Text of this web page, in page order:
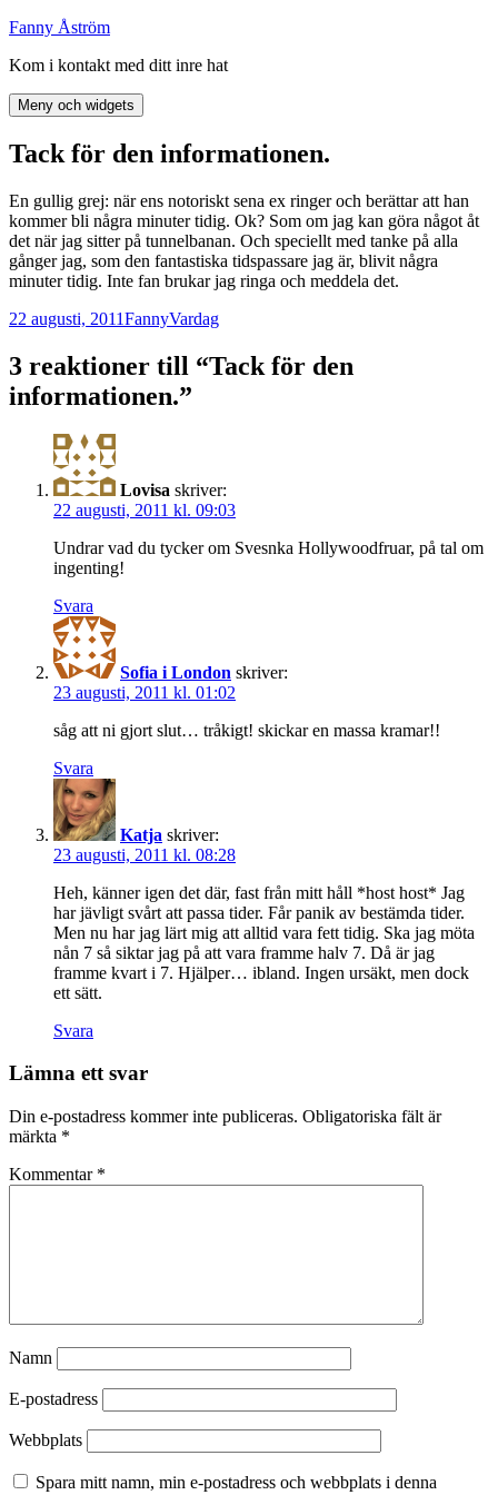
Hoppa
innehåll
Fanny Åström
Kom i kontakt med ditt inre hat
Meny och widgets
Tack för den informationen.
En gullig grej: när ens notoriskt sena ex ringer och berättar att han
kommer bli några minuter tidig. Ok? Som om jag kan göra något åt
det när jag sitter på tunnelbanan. Och speciellt med tanke på alla
gånger jag, som den fantastiska tidspassare jag är, blivit några
minuter tidig. Inte fan brukar jag ringa och meddela det.
Postat
22 augusti, 2011Författare
FannyKategorier
Vardag
3 reaktioner till “Tack för den
informationen.”
Lovisa skriver:
22 augusti, 2011 kl. 09:03
Undrar vad du tycker om Svesnka Hollywoodfruar, på tal om
ingenting!
Svara
Sofia i London skriver:
23 augusti, 2011 kl. 01:02
såg att ni gjort slut… tråkigt! skickar en massa kramar!!
Svara
Katja skriver:
23 augusti, 2011 kl. 08:28
Heh, känner igen det där, fast från mitt håll *host host* Jag
har jävligt svårt att passa tider. Får panik av bestämda tider.
Men nu har jag lärt mig att alltid vara fett tidig. Ska jag möta
nån 7 så siktar jag på att vara framme halv 7. Då är jag
framme kvart i 7. Hjälper… ibland. Ingen ursäkt, men dock
ett sätt.
Svara
Lämna ett svar
Din e-postadress kommer inte publiceras. Obligatoriska fält är
märkta *
Kommentar *
Namn
E-postadress
Webbplats
Spara mitt namn, min e-postadress och webbplats i denna